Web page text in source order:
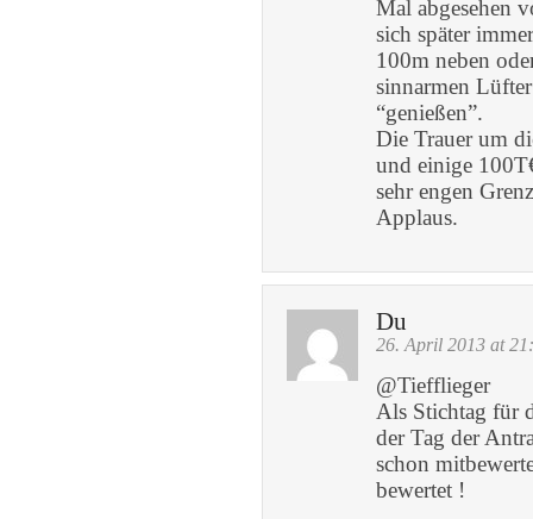
Mal abgesehen
sich später
100m neben
sinnarmen
“genießen”.
Die Trauer um
und einige
sehr engen
Applaus.
Du
26. April 2013 at
@Tiefflieger
Als Stichtag für
der Tag der
schon
bewertet !